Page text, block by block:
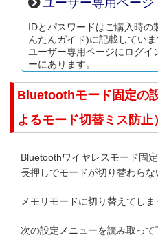
ユーザー専用ページ
IDとパスワードはご購入時
んたんガイド)に記載していま
ユーザー専用ページにログイ
ーにあります。
Bluetoothモード固定の
よるモード切替ミス防止）
Bluetoothワイヤレスモード固
長押しでモードが切り替わらな
メモリモードに切り替えてしま
次の設定メニューを読み取って